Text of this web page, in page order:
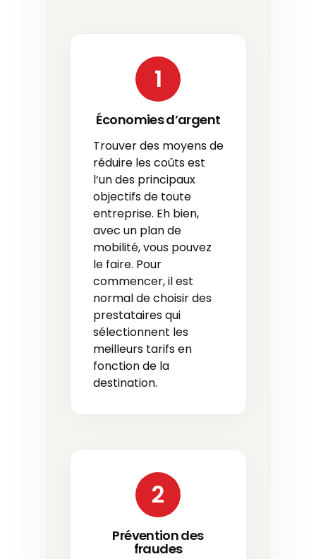
1
Économies d’argent
Trouver des moyens de
réduire les coûts est
l’un des principaux
objectifs de toute
entreprise. Eh bien,
avec un plan de
mobilité, vous pouvez
le faire. Pour
commencer, il est
normal de choisir des
prestataires qui
sélectionnent les
meilleurs tarifs en
fonction de la
destination.
2
Prévention des
fraudes